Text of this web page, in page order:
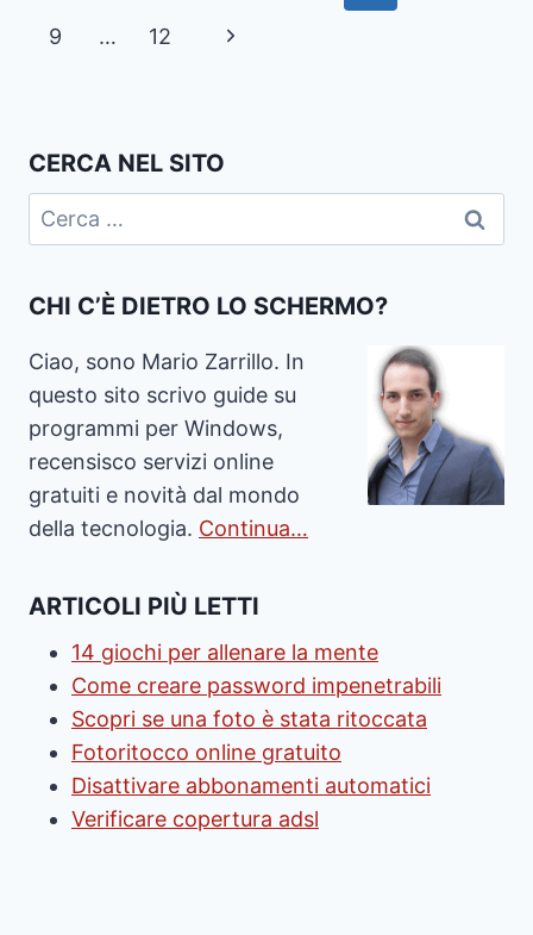
ALTA
pagina
Precedente
9 … 12
Pagina
CERCA NEL SITO
Ricerca
per:
CHI C’È DIETRO LO SCHERMO?
Ciao, sono Mario Zarrillo. In
questo sito scrivo guide su
programmi per Windows,
recensisco servizi online
gratuiti e novità dal mondo
della tecnologia. Continua…
ARTICOLI PIÙ LETTI
14 giochi per allenare la mente
Come creare password impenetrabili
Scopri se una foto è stata ritoccata
Fotoritocco online gratuito
Disattivare abbonamenti automatici
Verificare copertura adsl